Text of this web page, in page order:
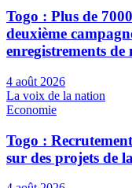
Togo : Plus de
deuxième
enregistrements de
4 août 2026
La voix de la nation
Economie
Togo :
sur des projets de